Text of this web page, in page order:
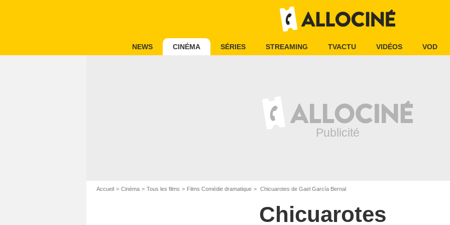
NEWS CINÉMA SÉRIES STREAMING TVACTU VIDÉOS VOD
Accueil Cinéma Tous les films Films Comédie dramatique Chicuarotes de Gael García Bernal
Chicuarotes